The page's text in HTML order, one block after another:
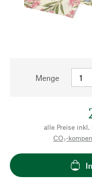
Menge
alle Preise
CO₂-